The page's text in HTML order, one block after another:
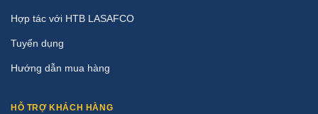
Hợp tác với HTB LASAFCO
Tuyển dụng
Hướng dẫn mua hàng
HỖ TRỢ KHÁCH HÀNG